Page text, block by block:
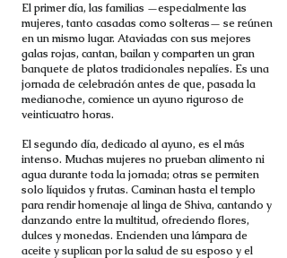
El primer día, las familias —especialmente las
mujeres, tanto casadas como solteras— se reúnen
en un mismo lugar. Ataviadas con sus mejores
galas rojas, cantan, bailan y comparten un gran
banquete de platos tradicionales nepalíes. Es una
jornada de celebración antes de que, pasada la
medianoche, comience un ayuno riguroso de
veinticuatro horas.
El segundo día, dedicado al ayuno, es el más
intenso. Muchas mujeres no prueban alimento ni
agua durante toda la jornada; otras se permiten
solo líquidos y frutas. Caminan hasta el templo
para rendir homenaje al linga de Shiva, cantando y
danzando entre la multitud, ofreciendo flores,
dulces y monedas. Encienden una lámpara de
aceite y suplican por la salud de su esposo y el